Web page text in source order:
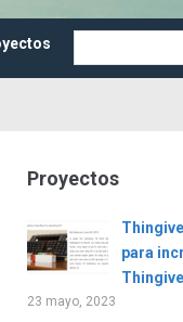
Proyectos
para
23 mayo, 2023